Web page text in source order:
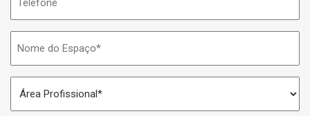
do
Espaço
Profissional